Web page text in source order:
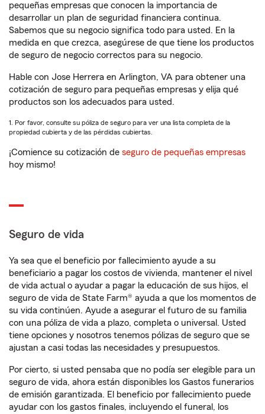
pequeñas empresas que conocen la importancia de
desarrollar un plan de seguridad financiera continua.
Sabemos que su negocio significa todo para usted. En la
medida en que crezca, asegúrese de que tiene los productos
de seguro de negocio correctos para su negocio.
Hable con Jose Herrera en Arlington, VA para obtener una
cotización de seguro para pequeñas empresas y elija qué
productos son los adecuados para usted.
1. Por favor, consulte su póliza de seguro para ver una lista completa de la
propiedad cubierta y de las pérdidas cubiertas.
¡Comience su cotización de seguro de pequeñas empresas
hoy mismo!
Seguro de vida
Ya sea que el beneficio por fallecimiento ayude a su
beneficiario a pagar los costos de vivienda, mantener el nivel
de vida actual o ayudar a pagar la educación de sus hijos, el
seguro de vida de State Farm® ayuda a que los momentos de
su vida continúen. Ayude a asegurar el futuro de su familia
con una póliza de vida a plazo, completa o universal. Usted
tiene opciones y nosotros tenemos pólizas de seguro que se
ajustan a casi todas las necesidades y presupuestos.
Por cierto, si usted pensaba que no podía ser elegible para un
seguro de vida, ahora están disponibles los Gastos funerarios
de emisión garantizada. El beneficio por fallecimiento puede
ayudar con los gastos finales, incluyendo el funeral, los